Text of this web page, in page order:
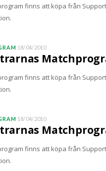
finns att köpa från
18/04/2010
finns att köpa från
18/04/2010
finns att köpa från